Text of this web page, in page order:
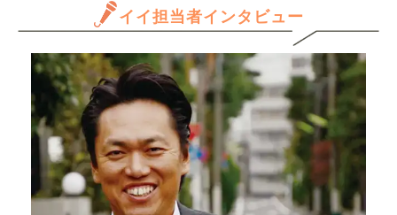
だけ
ます
きる
か、
専門
格（
およ
して
ついての
から
イイ担当者インタビュー